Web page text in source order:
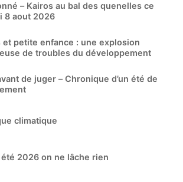
– Kairos au bal des quenelles ce
8 aout 2026
et petite enfance : une explosion
de troubles du développement
de juger – Chronique d’un été de
climatique
été 2026 on ne lâche rien